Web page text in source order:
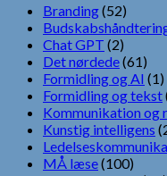
Branding(52)
Chat GPT (2)
Det nørdede(61)
Formidling og AI (1)
Formidling og tekst
Kommunikation og
Kunstig intelligens
MÅ læse(100)